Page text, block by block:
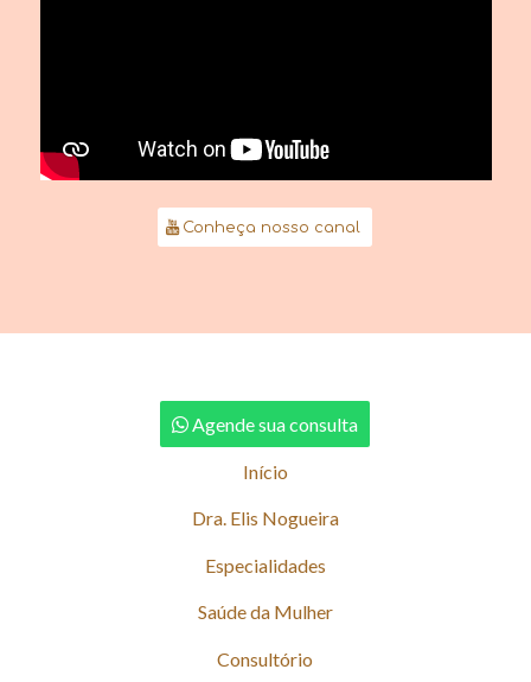
Conheça nosso canal
Agende sua consulta
Início
Dra. Elis Nogueira
Especialidades
Saúde da Mulher
Consultório